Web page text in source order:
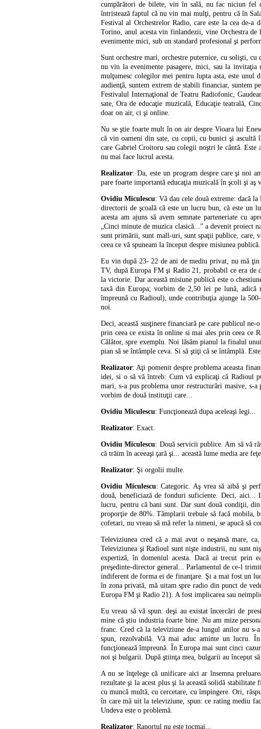
cumpărători de bilete, vin în sală, nu fac niciun fel
întristează faptul că nu vin mai mulţi, pentru că în
Festival al Orchestrelor Radio, care este la cea de-
Torino, anul acesta vin finlandezii, vine Orchestra
evenimente mici, sub un standard profesional şi
Sunt orchestre mari, orchestre puternice, cu solişti,
nu vin la evenimente pasagere, mici, sau la
mulţumesc colegilor mei pentru lupta asta, este
audienţă, suntem extrem de stabili financiar, suntem
Festivalul Internaţional de Teatru Radiofonic,
sate, Ora de educaţie muzicală, Educaţie teatrală,
doar on air, ci şi online.
Nu se ştie foarte mult în on air despre Vioara lui
că vin oameni din sate, cu copii, cu bunici şi ascultă
care Gabriel Croitoru sau colegii noştri le cântă.
nu mai face lucrul acesta.
Realizator: Da, este un program despre care şi noi
pare foarte importantă educaţia muzicală în şcoli şi aş
Ovidiu Miculescu: Vă dau cele două extreme: dacă
directorii de şcoală că este un lucru bun, că este un
acesta am ajuns să avem semnate parteneriate cu
„Cinci minute de muzica clasică...” a devenit proiect
sunt primării, sunt mall-uri, sunt spaţii publice, care,
ceea ce vă spuneam la început despre misiunea publică.
Eu vin după 23- 22 de ani de mediu privat, nu mă
TV, după Europa FM şi Radio 21, probabil ce era de
la victorie. Dar această misiune publică este o
taxă din Europa; vorbim de 2,50 lei pe lună, adică
împreună cu Radioul), unde contribuţia ajunge la
noi.
Deci, această susţinere financiară pe care publicul
prin ceea ce exista în online si mai ales prin ceea ce
Călător, spre exemplu. Noi lăsăm pianul la finalul
pian să se întâmple ceva. Si să ştiţi că se întâmplă.
Realizator: Aţi pomenit despre problema aceasta
idei, si o să vă întreb: Cum vă explicaţi că Radioul
mari, s-a pus problema unor restructurări masive, s-
vorbim de două instituţii care...
Ovidiu Miculescu: Funcţionează dupa aceleaşi legi...
Realizator: Exact.
Ovidiu Miculescu: Două servicii publice. Am să vă
că trăim în aceeaşi ţară şi... această lume media are
Realizator: Şi orgolii multe.
Ovidiu Miculescu: Categoric. Aş vrea să aibă şi
două, beneficiază de fonduri suficiente. Deci,
lucru, pentru că bani sunt. Dar sunt două condiţii,
proporţie de 80%. Tâmplarii trebuie să facă mobila,
cofetari, nu vreau să mă refer la nimeni, se apucă să
Televiziunea cred că a mai avut o neşansă mare,
Televiziunea şi Radioul sunt nişte industrii, nu sunt
expertiză, în domeniul acesta. Dacă ai trecut prin
preşedinte-director general... Parlamentul de ce-l
indiferent de forma ei de finanţare. Şi a mai fost un
în zona privată, mă uitam spre radio din punct de
Europa FM şi Radio 21). A fost implicarea sau
Eu vreau să vă spun: deşi au existat încercări de
mine că ştiu industria foarte bine. Nu am mize
franc. Cred că la televiziune de-a lungul anilor nu
spun, rezolvabilă. Vă mai aduc aminte un lucru.
funcţionează împreună. În Europa mai sunt cinci
noi şi bulgarii. După ştiinţa mea, bulgarii au început să
A nu se înţelege că unificare aici ar însemna
rezultate şi la acest plus şi la această solidă
cu muncă multă, cu cercetare, cu împingere. Ori,
în care mă uit la televiziune, spun: ce rating mediu
Undeva este o problemă.
Realizator: Raportul nu este tocmai...